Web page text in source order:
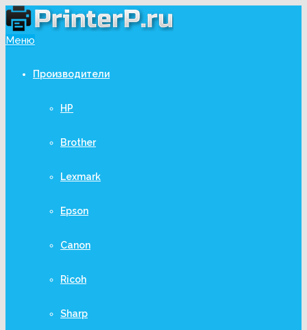
Меню
Производители
HP
Brother
Lexmark
Epson
Canon
Ricoh
Sharp